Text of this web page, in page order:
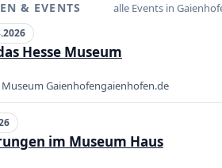
& EVENTS alle Events in
Hesse Museum
Museum Gaienhofengaienhofen.de
im Museum Haus